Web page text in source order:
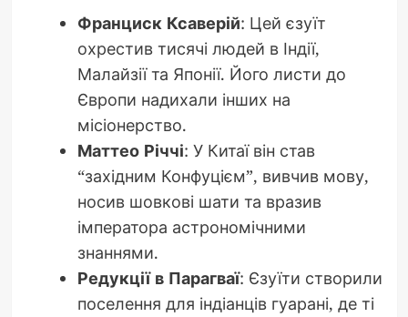
Франциск Ксаверій: Цей єзуїт
охрестив тисячі людей в Індії,
Малайзії та Японії. Його листи до
Європи надихали інших на
місіонерство.
Маттео Річчі: У Китаї він став
“західним Конфуцієм”, вивчив мову,
носив шовкові шати та вразив
імператора астрономічними
знаннями.
Редукції в Парагваї: Єзуїти створили
поселення для індіанців гуарані, де ті